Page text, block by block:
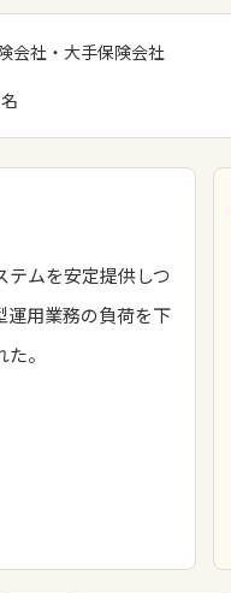
会社・大手保険会社
テムを安定提供しつ
運用業務の負荷を下
。